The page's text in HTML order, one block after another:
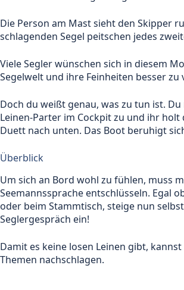
Die Person am Mast sieht den Skipper
schlagenden Segel peitschen jedes
Viele Segler wünschen sich in diesem
Segelwelt und ihre Feinheiten besser zu
Doch du weißt genau, was zu tun ist.
Leinen-Parter im Cockpit zu und ihr holt
Duett nach unten. Das Boot beruhigt
Überblick
Um sich an Bord wohl zu fühlen, muss
Seemannssprache entschlüsseln. Egal
oder beim Stammtisch, steige nun
Seglergespräch ein!
Damit es keine losen Leinen gibt,
Themen nachschlagen.